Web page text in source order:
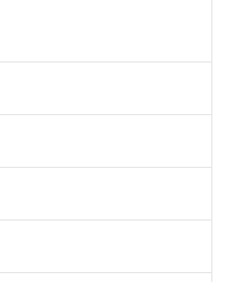
さい。
対応の商品で、対応品を出す
応状況を調査中または確認中
と関係のない商品です。
含有品と判明した場合など
であることを示します。